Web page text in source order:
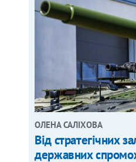
ОЛЕНА САЛІХОВА
Від стратегічних
державних